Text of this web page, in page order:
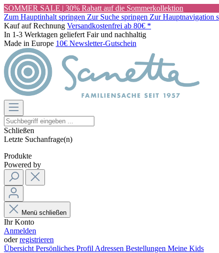
SOMMER SALE | 30% Rabatt auf die Sommerkollektion
Zum Hauptinhalt springen Zur Suche springen Zur Hauptnavigation
Kauf auf Rechnung Versandkostenfrei ab 80€ *
In 1-3 Werktagen geliefert Fair und nachhaltig
Made in Europe 10€ Newsletter-Gutschein
Schließen
Letzte Suchanfrage(n)
Produkte
Powered by
Menü schließen
Ihr Konto
Anmelden
oderregistrieren
Übersicht Persönliches Profil Adressen Bestellungen Meine Kids